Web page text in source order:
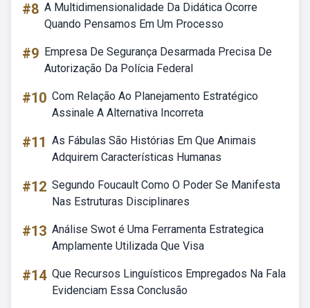
#8 A Multidimensionalidade Da Didática Ocorre
Quando Pensamos Em Um Processo
#9 Empresa De Segurança Desarmada Precisa De
Autorização Da Polícia Federal
#10 Com Relação Ao Planejamento Estratégico
Assinale A Alternativa Incorreta
#11 As Fábulas São Histórias Em Que Animais
Adquirem Características Humanas
#12 Segundo Foucault Como O Poder Se Manifesta
Nas Estruturas Disciplinares
#13 Análise Swot é Uma Ferramenta Estrategica
Amplamente Utilizada Que Visa
#14 Que Recursos Linguísticos Empregados Na Fala
Evidenciam Essa Conclusão